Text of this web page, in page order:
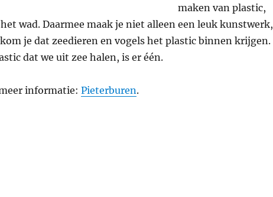
maken van plastic,
wad. Daarmee maak je niet alleen een leuk kunstwerk,
je dat zeedieren en vogels het plastic binnen krijgen.
dat we uit zee halen, is er één.
informatie: Pieterburen.